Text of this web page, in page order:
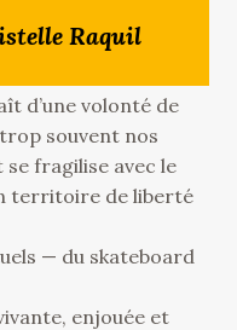
Raquil
d’une volonté de
souvent nos
se fragilise avec le
territoire de liberté
— du skateboard
enjouée et